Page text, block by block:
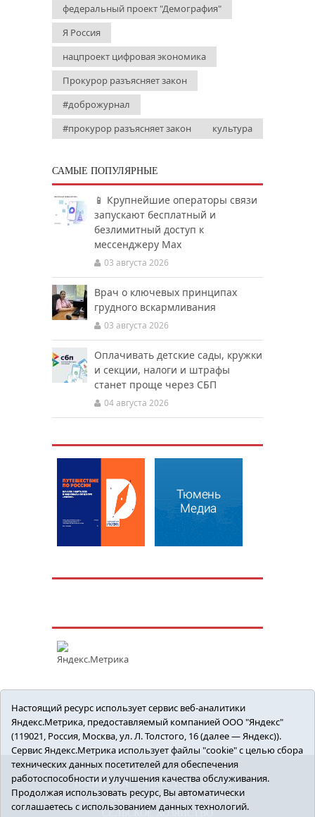
федеральный проект "Демография"
Я Россия
нацпроект цифровая экономика
Прокурор разъясняет закон
#доброжурнал
#прокурор разъясняет закон
культура
САМЫЕ ПОПУЛЯРНЫЕ
📱 Крупнейшие операторы связи
запускают бесплатный и
безлимитный доступ к
мессенджеру Мах
03 августа 2026
Врач о ключевых принципах
грудного вскармливания
03 августа 2026
Оплачивать детские сады, кружки
и секции, налоги и штрафы
станет проще через СБП
04 августа 2026
ПОЛИТИКА ОБЩЕСТВО
СПОРТ
ЭКОНОМИКА
ЗДРАВООХРАНЕНИЕ
СЕЛЬСКОЕ ХОЗЯЙСТВО
Настоящий ресурс использует сервис веб-аналитики
Яндекс.Метрика, предоставляемый компанией ООО "Яндекс"
(119021, Россия, Москва, ул. Л. Толстого, 16 (далее — Яндекс)).
Сервис Яндекс.Метрика использует файлы "cookie" с целью сбора
технических данных посетителей для обеспечения
работоспособности и улучшения качества обслуживания.
Продолжая использовать ресурс, Вы автоматически
соглашаетесь с использованием данных технологий.